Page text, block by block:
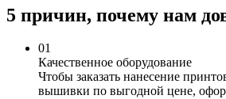
5 причин, почему нам
01
Качественное оборудование
Чтобы заказать нанесение
вышивки по выгодной цене,